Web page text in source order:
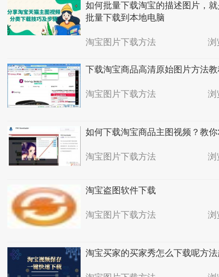
如何批量下载淘宝的描述图片，
批量下载到本地电脑
淘宝图片下载方法 浏
下载淘宝商品高清原始图片方法
淘宝图片下载方法 浏
如何下载淘宝商品主图视频？教
淘宝图片下载方法 浏
淘宝盗图软件下载
淘宝图片下载方法 浏
淘宝买家的买家秀怎么下载呢方